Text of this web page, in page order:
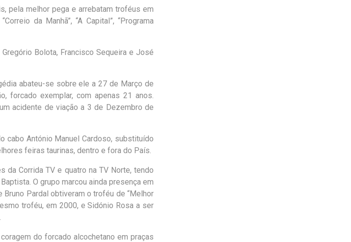
pela melhor pega e arrebatam troféus em
da Manhã”, “A Capital”, “Programa
Bolota, Francisco Sequeira e José
abateu-se sobre ele a 27 de Março de
forcado exemplar, com apenas 21 anos.
acidente de viação a 3 de Dezembro de
cabo António Manuel Cardoso, substituído
feiras taurinas, dentro e fora do País.
Corrida TV e quatro na TV Norte, tendo
O grupo marcou ainda presença em
Pardal obtiveram o troféu de “Melhor
troféu, em 2000, e Sidónio Rosa a ser
do forcado alcochetano em praças